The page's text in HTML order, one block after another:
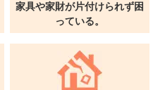
家具や家財が片付けられず困
っている。